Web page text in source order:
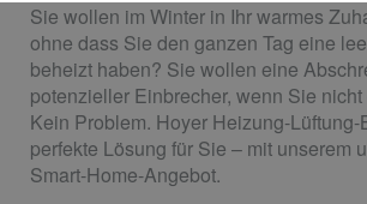
Sie wollen im Winter in Ihr warmes
ohne dass Sie den ganzen Tag eine
beheizt haben? Sie wollen eine
potenzieller Einbrecher, wenn Sie
Kein Problem. Hoyer Heizung-Lüftung-
perfekte Lösung für Sie – mit unserem
Smart-Home-Angebot.